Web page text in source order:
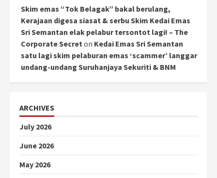
Skim emas “Tok Belagak” bakal berulang,
Kerajaan digesa siasat & serbu Skim Kedai Emas
Sri Semantan elak pelabur tersontot lagi! – The
Corporate Secreton Kedai Emas Sri Semantan
satu lagi skim pelaburan emas ‘scammer’ langgar
undang-undang Suruhanjaya Sekuriti & BNM
ARCHIVES
July 2026
June 2026
May 2026